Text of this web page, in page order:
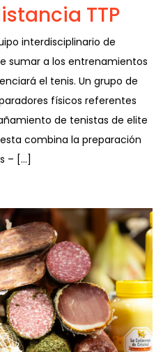
TTP
interdisciplinario de
sumar a los entrenamientos
el tenis. Un grupo de
físicos referentes
de tenistas de elite
combina la preparación
– […]